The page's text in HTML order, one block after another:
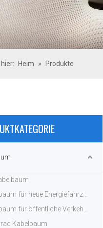
Heim » Produkte
Kabelbaum